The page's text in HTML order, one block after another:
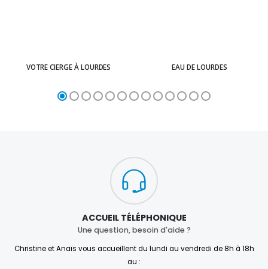
VOTRE CIERGE À LOURDES EAU DE LOURDES
ACCUEIL TÉLÉPHONIQUE
Une question, besoin d'aide ?
Christine et Anaïs vous accueillent du lundi au vendredi de 8h à 18h
au :